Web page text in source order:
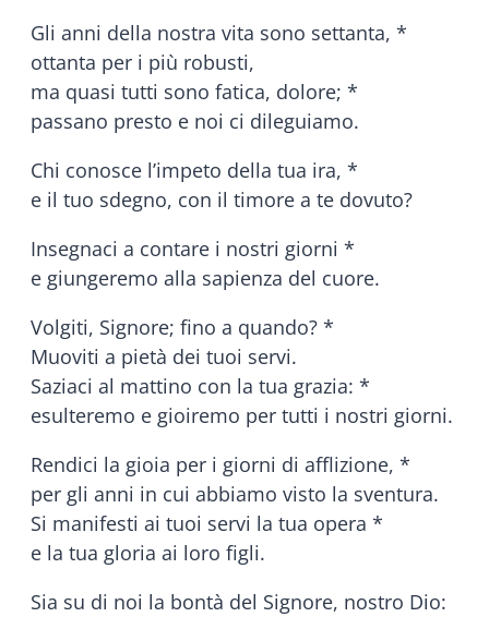
Gli anni della nostra vita sono settanta, *
ottanta per i più robusti,
ma quasi tutti sono fatica, dolore; *
passano presto e noi ci dileguiamo.
Chi conosce l’impeto della tua ira, *
e il tuo sdegno, con il timore a te dovuto?
Insegnaci a contare i nostri giorni *
e giungeremo alla sapienza del cuore.
Volgiti, Signore; fino a quando? *
Muoviti a pietà dei tuoi servi.
Saziaci al mattino con la tua grazia: *
esulteremo e gioiremo per tutti i nostri giorni.
Rendici la gioia per i giorni di afflizione, *
per gli anni in cui abbiamo visto la sventura.
Si manifesti ai tuoi servi la tua opera *
e la tua gloria ai loro figli.
Sia su di noi la bontà del Signore, nostro Dio: